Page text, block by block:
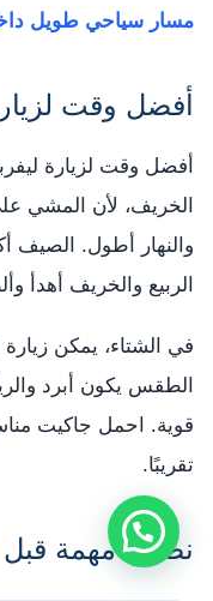
مسار سياحي طويل
أفضل وقت
أفضل وقت لزيارة
الخريف، لأن المشي
والنهار أطول. الصيف
الربيع والخريف أهدأ
في الشتاء، يمكن
الطقس يكون أبرد
قوية. احمل جاكيت
تقريبًا.
نصائح مهمة قبل